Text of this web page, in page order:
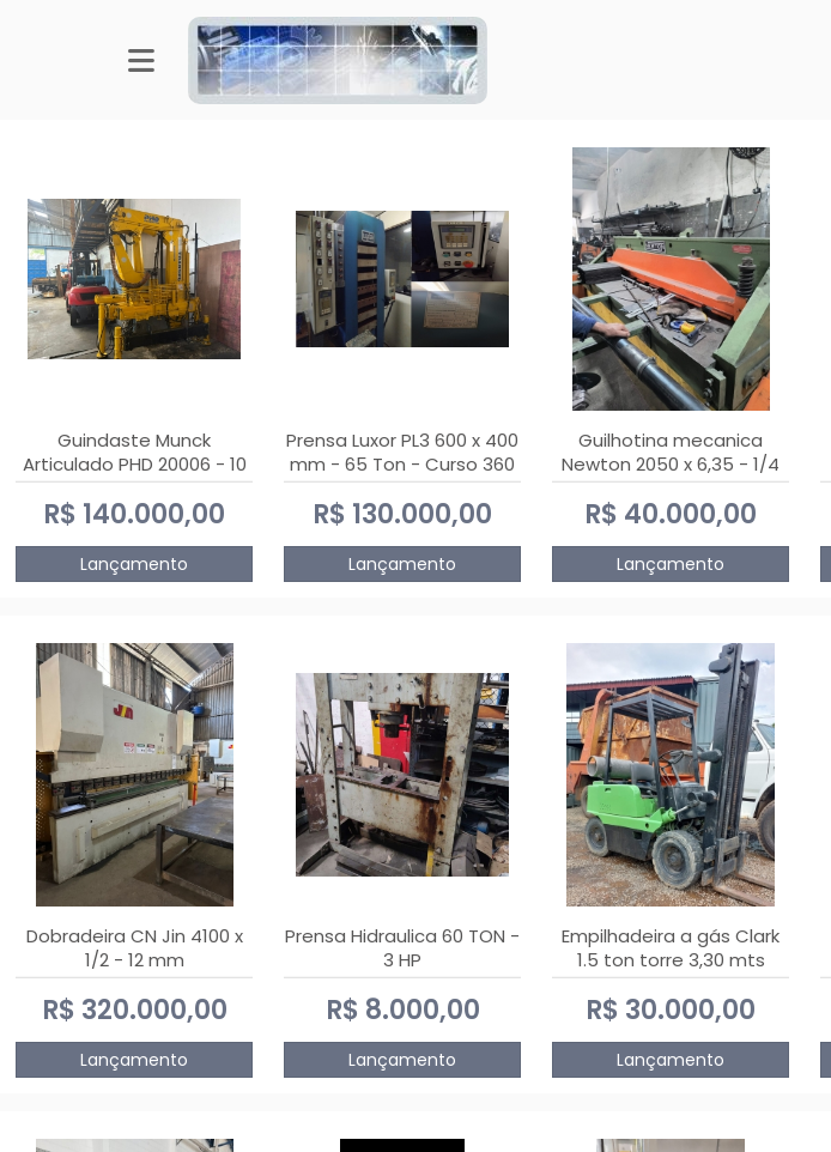
Guindaste Munck
Articulado PHD 20006 - 10
Ton
R$ 140.000,00
Lançamento
Prensa Luxor PL3 600 x 400
mm - 65 Ton - Curso 360
mm
R$ 130.000,00
Lançamento
Guilhotina mecanica
Newton 2050 x 6,35 - 1/4
R$ 40.000,00
Lançamento
Dobradeira CN Jin 4100 x
1/2 - 12 mm
R$ 320.000,00
Lançamento
Prensa Hidraulica 60 TON -
3 HP
R$ 8.000,00
Lançamento
Empilhadeira a gás Clark
1.5 ton torre 3,30 mts
R$ 30.000,00
Lançamento